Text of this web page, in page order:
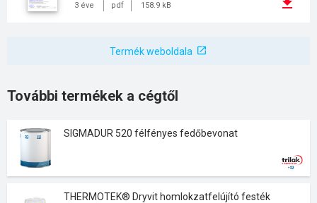
3 éve pdf 158.9 kB
Termék weboldala
További termékek a cégtől
SIGMADUR 520 félfényes fedőbevonat
THERMOTEK® Dryvit homlokzatfelújító festék